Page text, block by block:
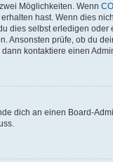
Möglichkeiten. Wenn
hast. Wenn dies
dies selbst erledigen oder
Ansonsten prüfe, ob du
kontaktiere einen
dich an einen Board-